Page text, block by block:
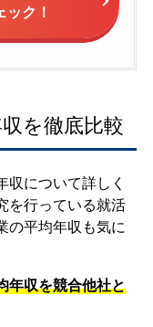
ク！
を徹底比較
収について詳しく
を行っている就活
の平均年収も気に
年収を競合他社と